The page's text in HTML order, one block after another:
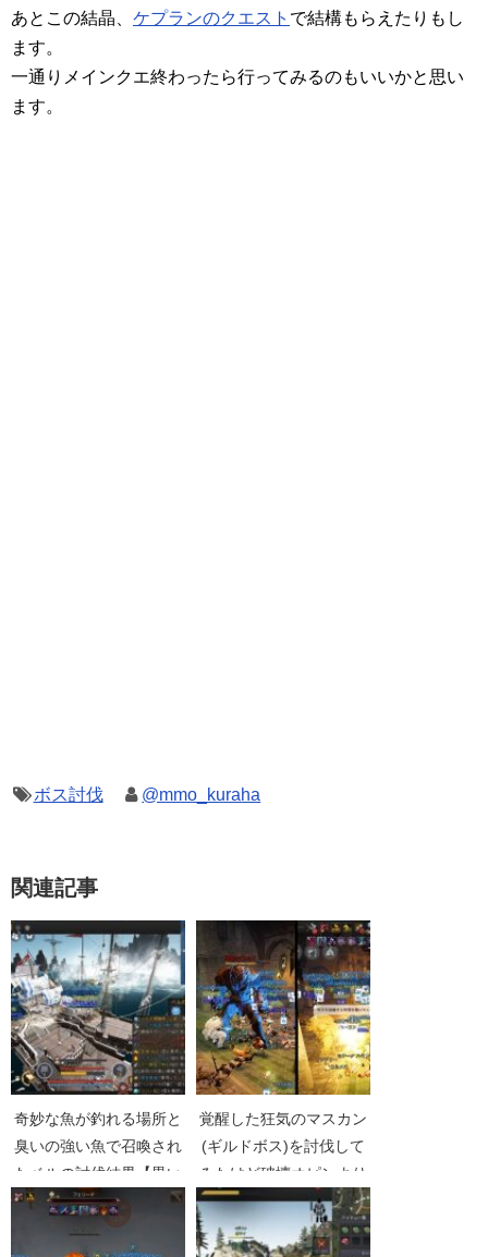
あとこの結晶、 ケプランのクエスト で結構もらえたりもし
ます。
一通りメインクエ終わったら行ってみるのもいいかと思い
ます。
ボス討伐 @mmo_kuraha
関連記事
奇妙な魚が釣れる場所と
臭いの強い魚で召喚され
たベルの討伐結果【黒い
砂漠Part3938】
覚醒した狂気のマスカン
(ギルドボス)を討伐して
みたけど破壊オピンより
弱かった【黒い砂漠
Part1761】